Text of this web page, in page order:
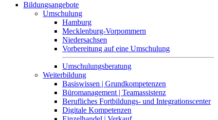
Bildungsangebote
Umschulung
Hamburg
Mecklenburg-Vorpommern
Niedersachsen
Vorbereitung auf eine Umschulung
Umschulungsberatung
Weiterbildung
Basiswissen | Grundkompetenzen
Büromanagement | Teamassistenz
Berufliches Fortbildungs- und Integrationscenter
Digitale Kompetenzen